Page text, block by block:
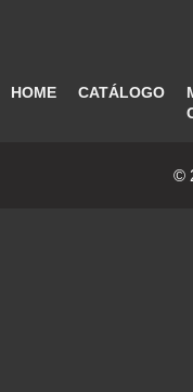
HOME CATÁLOGO
©